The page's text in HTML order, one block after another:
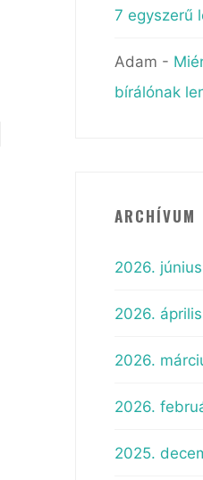
7 egyszerű
Adam -
bírálónak
ARCHÍVUM
2026. június
2026. április
2026.
2026.
2025.